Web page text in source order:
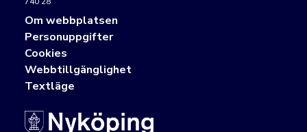
Om webbplatsen
Personuppgifter
Cookies
Webbtillgänglighet
Textläge